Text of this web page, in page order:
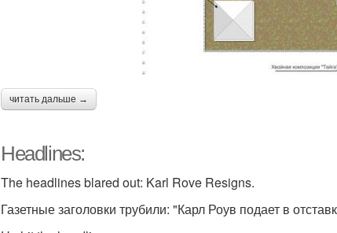
читать дальше →
Headlines:
The headlines blared out: Karl Rove Resigns.
Газетные заголовки трубили: "Карл Роув подает в